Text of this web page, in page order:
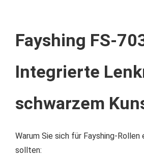
Fayshing FS-
Integrierte
schwarzem
Warum Sie sich für Fayshing-Rollen
sollten: